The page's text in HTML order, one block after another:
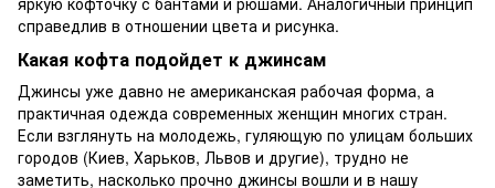
справедлив в отношении цвета и рисунка.
Какая кофта подойдет к джинсам
Джинсы уже давно не американская рабочая форма, а
практичная одежда современных женщин многих стран.
Если взглянуть на молодежь, гуляющую по улицам больших
городов (Киев, Харьков, Львов и другие), трудно не
заметить, насколько прочно джинсы вошли и в нашу